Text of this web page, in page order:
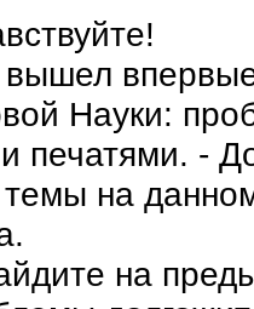
Науки:
печатями. -
на
на